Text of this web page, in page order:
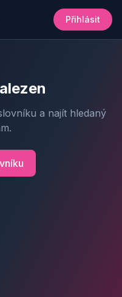
Přihlásit
a najít hledaný